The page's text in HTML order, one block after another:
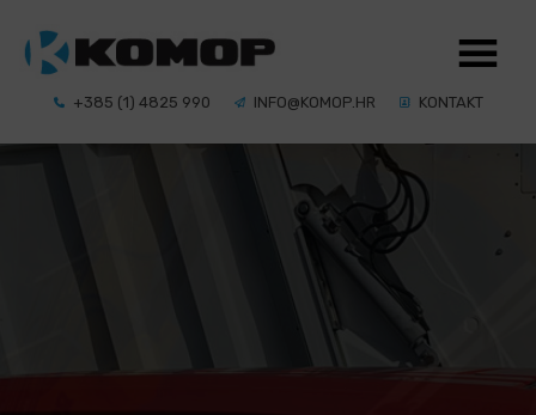
+385 (1) 4825 990 INFO@KOMOP.HR KONTAKT